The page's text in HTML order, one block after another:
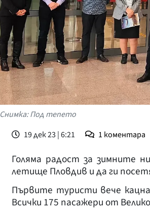
Снимка: Под тепето
19 дек 23 | 6:21
1 коментара
Голяма радост за зимните
летище Пловдив и да ги
Първите туристи вече
Всички 175 пасажери от